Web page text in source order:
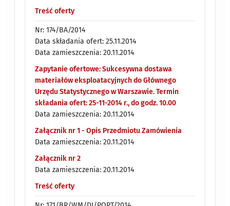
Treść oferty
Nr: 174/BA/2014
Data składania ofert: 25.11.2014
Data zamieszczenia: 20.11.2014
Zapytanie ofertowe: Sukcesywna dostawa
materiałów eksploatacyjnych do Głównego
Urzędu Statystycznego w Warszawie. Termin
składania ofert: 25-11-2014 r., do godz. 10.00
Data zamieszczenia: 20.11.2014
Załącznik nr 1 - Opis Przedmiotu Zamówienia
Data zamieszczenia: 20.11.2014
Załącznik nr 2
Data zamieszczenia: 20.11.2014
Treść oferty